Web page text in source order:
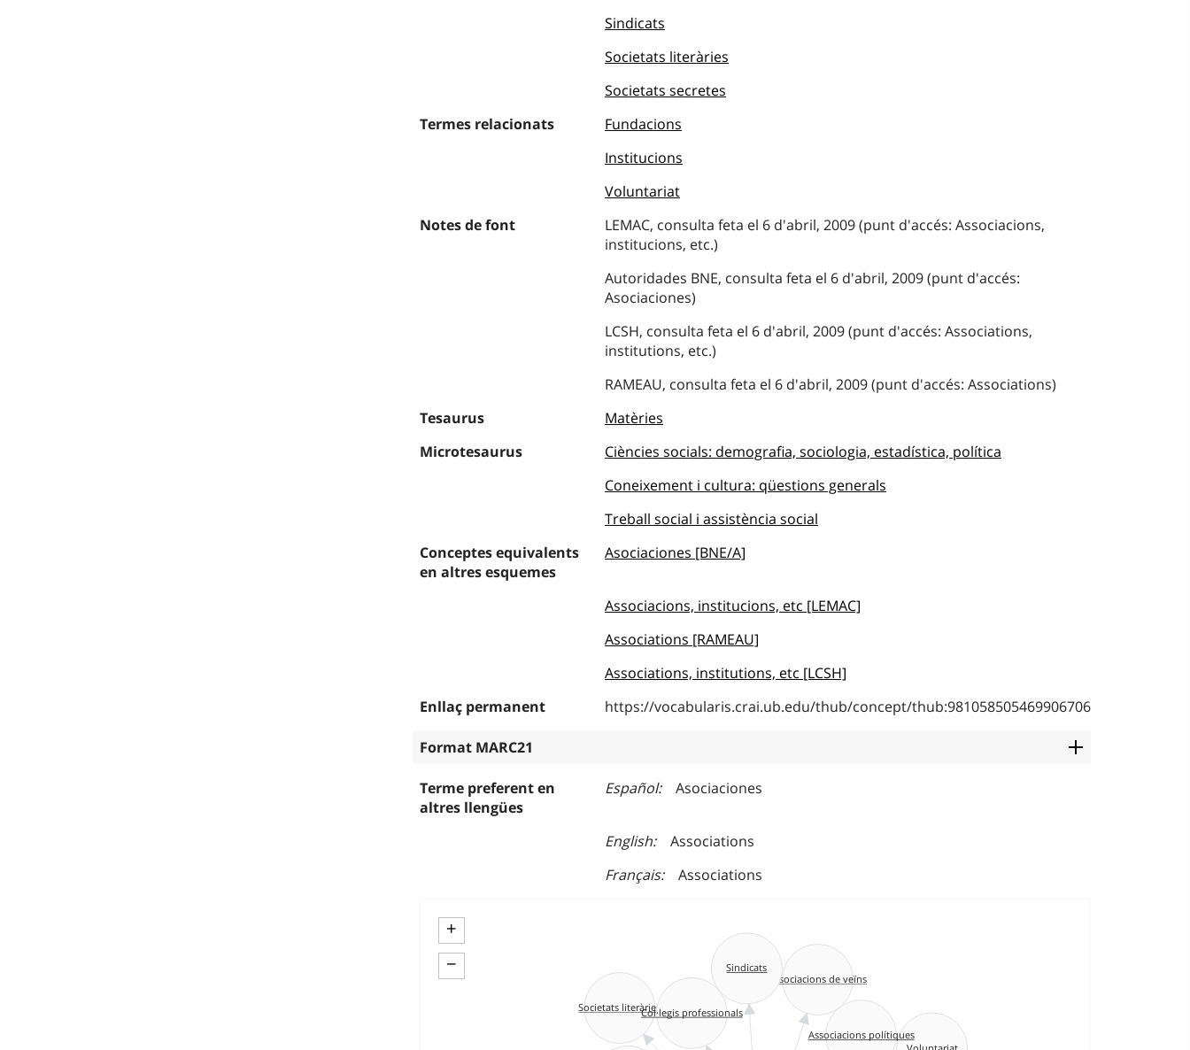
Sindicats
Societats literàries
Societats secretes
Termes relacionats
Fundacions
Institucions
Voluntariat
Notes de font
LEMAC, consulta feta el 6 d'abril, 2009 (punt d'accés: Associacions,
institucions, etc.)
Autoridades BNE, consulta feta el 6 d'abril, 2009 (punt d'accés:
Asociaciones)
LCSH, consulta feta el 6 d'abril, 2009 (punt d'accés: Associations,
institutions, etc.)
RAMEAU, consulta feta el 6 d'abril, 2009 (punt d'accés: Associations)
Tesaurus
Matèries
Microtesaurus
Ciències socials: demografia, sociologia, estadística, política
Coneixement i cultura: qüestions generals
Treball social i assistència social
Conceptes equivalents
en altres esquemes
Asociaciones [BNE/A]
Associacions, institucions, etc [LEMAC]
Associations [RAMEAU]
Associations, institutions, etc [LCSH]
Enllaç permanent
https://vocabularis.crai.ub.edu/thub/concept/thub:981058505469906706
Format MARC21
Terme preferent en
altres llengües
Español Asociaciones
English
Associations
Français
Associations
+
−
Voluntariat
Societats literàries
Associacions polítiques
Col·legis professionals
Associacions de veïns
Sindicats